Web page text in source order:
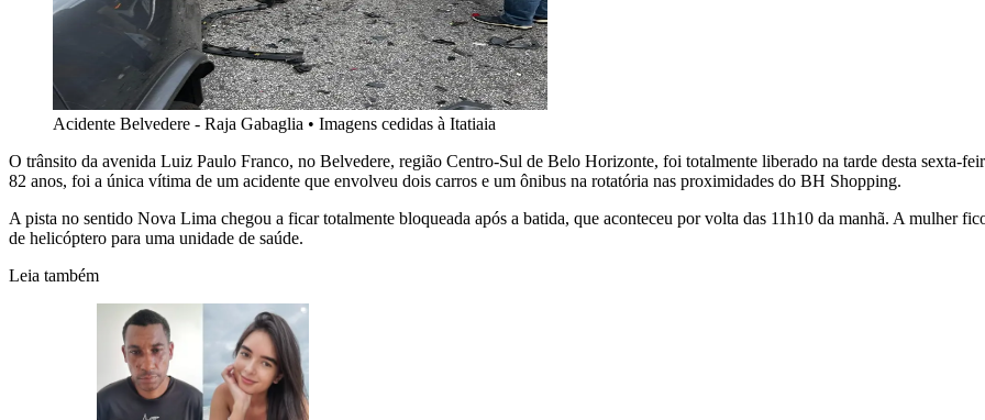
Acidente Belvedere - Raja Gabaglia • Imagens cedidas à Itatiaia
O trânsito da avenida Luiz Paulo Franco, no Belvedere, região Centro-Sul de Belo Horizonte, foi totalmente liberado na tarde desta sexta-
82 anos, foi a única vítima de um acidente que envolveu dois carros e um ônibus na rotatória nas proximidades do BH Shopping.
A pista no sentido Nova Lima chegou a ficar totalmente bloqueada após a batida, que aconteceu por volta das 11h10 da manhã. A mulher
de helicóptero para uma unidade de saúde.
Leia também